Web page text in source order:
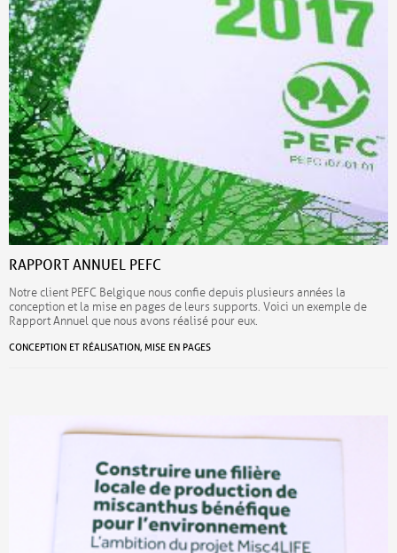
RAPPORT ANNUEL PEFC
Notre client PEFC Belgique nous confie depuis plusieurs années la
conception et la mise en pages de leurs supports. Voici un exemple de
Rapport Annuel que nous avons réalisé pour eux.
CONCEPTION ET RÉALISATION, MISE EN PAGES